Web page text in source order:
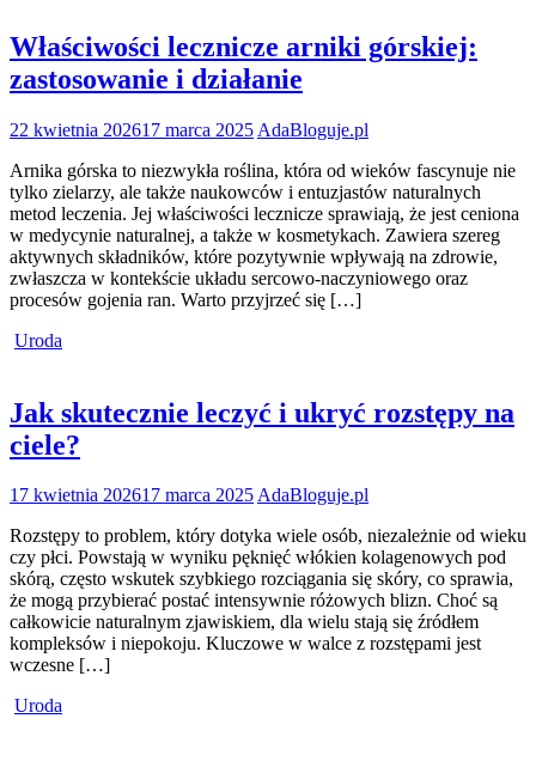
Właściwości lecznicze arniki górskiej:
zastosowanie i działanie
22 kwietnia 202617 marca 2025 AdaBloguje.pl
Arnika górska to niezwykła roślina, która od wieków fascynuje nie
tylko zielarzy, ale także naukowców i entuzjastów naturalnych
metod leczenia. Jej właściwości lecznicze sprawiają, że jest ceniona
w medycynie naturalnej, a także w kosmetykach. Zawiera szereg
aktywnych składników, które pozytywnie wpływają na zdrowie,
zwłaszcza w kontekście układu sercowo-naczyniowego oraz
procesów gojenia ran. Warto przyjrzeć się […]
Uroda
Jak skutecznie leczyć i ukryć rozstępy na
ciele?
17 kwietnia 202617 marca 2025AdaBloguje.pl
Rozstępy to problem, który dotyka wiele osób, niezależnie od wieku
czy płci. Powstają w wyniku pęknięć włókien kolagenowych pod
skórą, często wskutek szybkiego rozciągania się skóry, co sprawia,
że mogą przybierać postać intensywnie różowych blizn. Choć są
całkowicie naturalnym zjawiskiem, dla wielu stają się źródłem
kompleksów i niepokoju. Kluczowe w walce z rozstępami jest
wczesne […]
Uroda